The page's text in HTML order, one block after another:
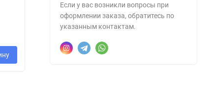
320 грн.
В корзину
320 грн.
Если у вас возникли вопросы при
оформлении заказа, обратитесь по
указанным контактам.